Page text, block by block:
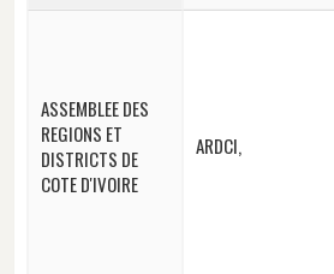
ASSEMBLEE DES
REGIONS ET
DISTRICTS DE
COTE D'IVOIRE
ARDCI,